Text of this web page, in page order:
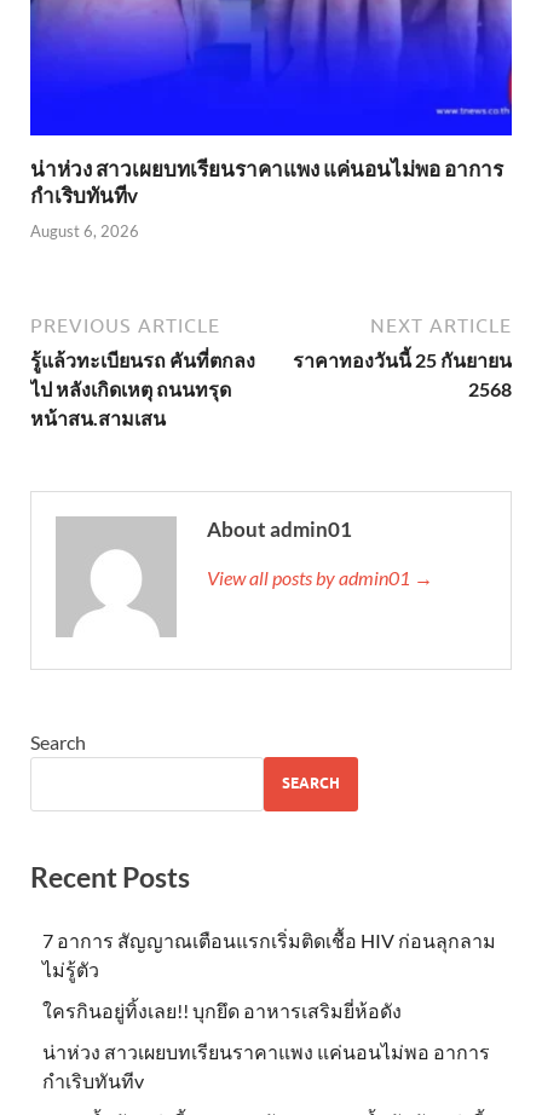
น่าห่วง สาวเผยบทเรียนราคาแพง แค่นอนไม่พอ อาการ
กำเริบทันทีv
August 6, 2026
PREVIOUS ARTICLE
รู้แล้วทะเบียนรถ คันที่ตกลง
ไป หลังเกิดเหตุ ถนนทรุด
หน้าสน.สามเสน
NEXT ARTICLE
ราคาทองวันนี้ 25 กันยายน
2568
About admin01
View all posts by admin01 →
Search
SEARCH
Recent Posts
7 อาการ สัญญาณเตือนแรกเริ่มติดเชื้อ HIV ก่อนลุกลาม
ไม่รู้ตัว
ใครกินอยู่ทิ้งเลย!! บุกยึด อาหารเสริมยี่ห้อดัง
น่าห่วง สาวเผยบทเรียนราคาแพง แค่นอนไม่พอ อาการ
กำเริบทันทีv